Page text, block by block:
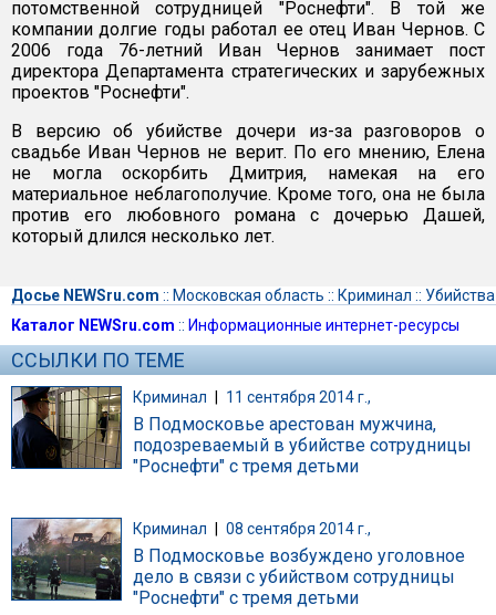
потомственной сотрудницей "Роснефти". В той же
компании долгие годы работал ее отец Иван Чернов. С
2006 года 76-летний Иван Чернов занимает пост
директора Департамента стратегических и зарубежных
проектов "Роснефти".
В версию об убийстве дочери из-за разговоров о
свадьбе Иван Чернов не верит. По его мнению, Елена
не могла оскорбить Дмитрия, намекая на его
материальное неблагополучие. Кроме того, она не была
против его любовного романа с дочерью Дашей,
который длился несколько лет.
Досье NEWSru.com :: Московская область :: Криминал :: Убийства
Каталог NEWSru.com :: Информационные интернет-ресурсы
ССЫЛКИ ПО ТЕМЕ
Криминал | 11 сентября 2014 г.,
В Подмосковье арестован мужчина,
подозреваемый в убийстве сотрудницы
"Роснефти" с тремя детьми
Криминал 08 сентября 2014 г.,
В Подмосковье возбуждено уголовное
дело в связи с убийством сотрудницы
"Роснефти" с тремя детьми